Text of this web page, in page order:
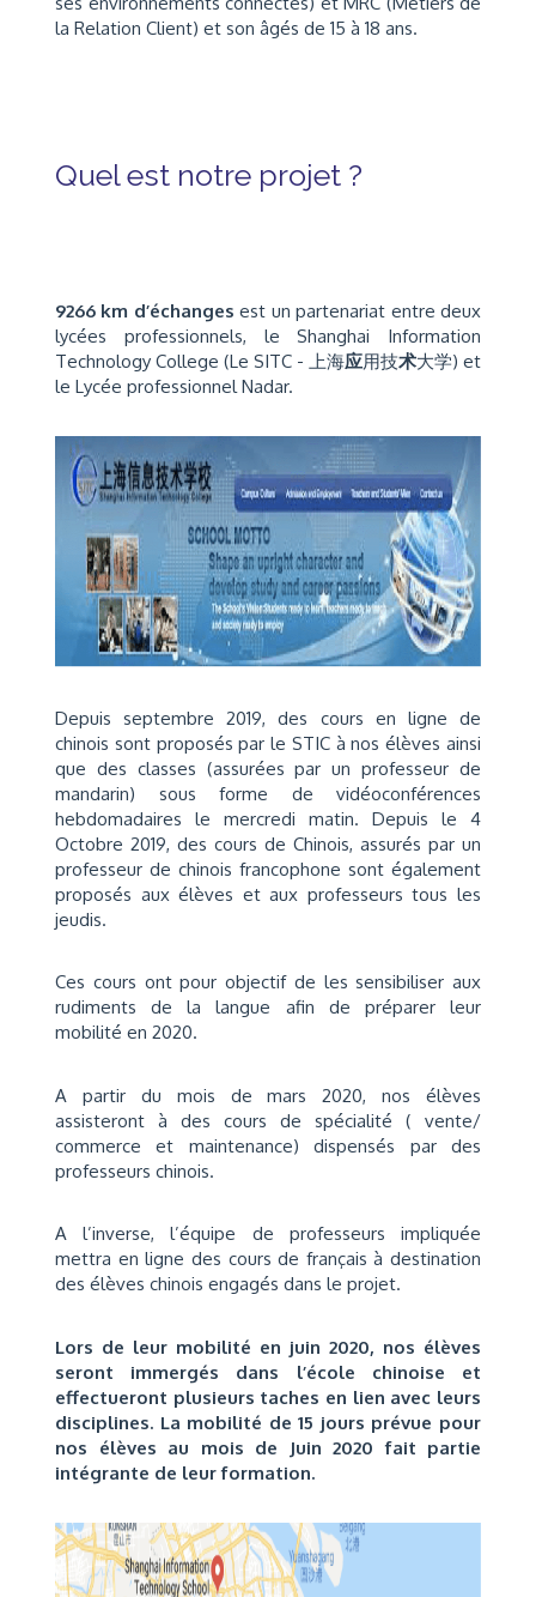
la Relation Client) et son âgés de 15 à 18 ans.
Quel est notre projet ?
9266 km d’échangesest un partenariat entre deux
lycées professionnels, le Shanghai Information
Technology College (Le SITC - 上海应用技术大学) et
le Lycée professionnel Nadar.
Depuis septembre 2019, des cours en ligne de
chinois sont proposés par le STIC à nos élèves ainsi
que des classes (assurées par un professeur de
mandarin) sous forme de vidéoconférences
hebdomadaires le mercredi matin. Depuis le 4
Octobre 2019, des cours de Chinois, assurés par un
professeur de chinois francophone sont également
proposés aux élèves et aux professeurs tous les
jeudis.
Ces cours ont pour objectif de les sensibiliser aux
rudiments de la langue afin de préparer leur
mobilité en 2020.
A partir du mois de mars 2020, nos élèves
assisteront à des cours de spécialité ( vente/
commerce et maintenance) dispensés par des
professeurs chinois.
A l’inverse, l’équipe de professeurs impliquée
mettra en ligne des cours de français à destination
des élèves chinois engagés dans le projet.
Lors de leur mobilité en juin 2020, nos élèves
seront immergés dans l’école chinoise et
effectueront plusieurs taches en lien avec leurs
disciplines. La mobilité de 15 jours prévue pour
nos élèves au mois de Juin 2020 fait partie
intégrante de leur formation.